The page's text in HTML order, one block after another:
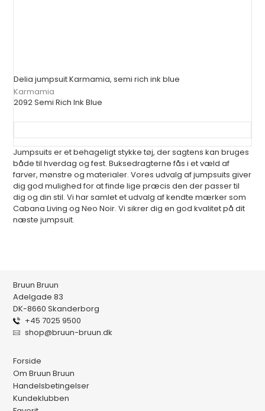
Delia jumpsuit Karmamia, semi rich ink blue
Karmamia
2092 Semi Rich Ink Blue
Jumpsuits er et behageligt stykke tøj, der sagtens kan bruges
både til hverdag og fest. Buksedragterne fås i et væld af
farver, mønstre og materialer. Vores udvalg af jumpsuits giver
dig god mulighed for at finde lige præcis den der passer til
dig og din stil. Vi har samlet et udvalg af kendte mærker som
Cabana Living og Neo Noir. Vi sikrer dig en god kvalitet på dit
næste jumpsuit.
Bruun Bruun
Adelgade 83
DK-8660 Skanderborg
+45 7025 9500
shop@bruun-bruun.dk
Forside
Om Bruun Bruun
Handelsbetingelser
Kundeklubben